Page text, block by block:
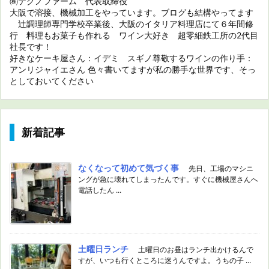
大阪で溶接、機械加工をやっています。ブログも結構やってます
辻調理師専門学校卒業後、大阪のイタリア料理店にて６年間修
行 料理もお菓子も作れる ワイン大好き 超零細鉄工所の2代目
社長です！
好きなケーキ屋さん：イデミ スギノ尊敬するワインの作り手：
アンリジャイエさん 色々書いてますが私の勝手な世界です、そっ
としておいてください
新着記事
なくなって初めて気づく事
先日、工場のマシニ
ングが急に壊れてしまったんです。すぐに機械屋さんへ
電話したん ...
土曜日ランチ
土曜日のお昼はランチ出かけるんで
すが、いつも行くところに迷うんですよ。うちの子 ...